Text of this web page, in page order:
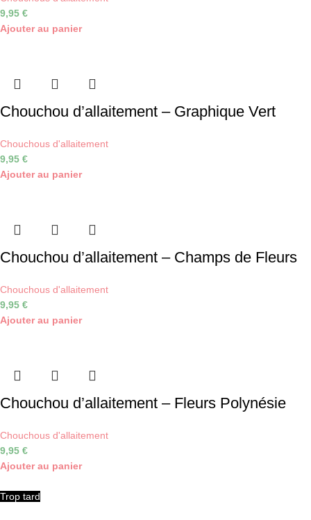
9,95 €
Ajouter au panier
Chouchou d’allaitement – Graphique Vert
Chouchous d'allaitement
9,95 €
Ajouter au panier
Chouchou d’allaitement – Champs de Fleurs
Chouchous d'allaitement
9,95 €
Ajouter au panier
Chouchou d’allaitement – Fleurs Polynésie
Chouchous d'allaitement
9,95 €
Ajouter au panier
Trop tard